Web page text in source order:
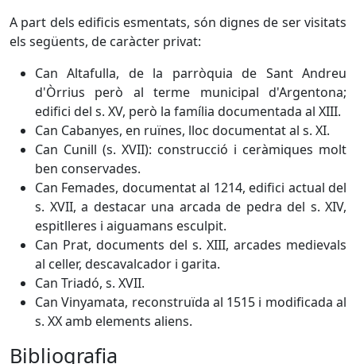
A part dels edificis esmentats, són dignes de ser visitats
els següents, de caràcter privat:
Can Altafulla, de la parròquia de Sant Andreu
d'Òrrius però al terme municipal d'Argentona;
edifici del s. XV, però la família documentada al XIII.
Can Cabanyes, en ruïnes, lloc documentat al s. XI.
Can Cunill (s. XVII): construcció i ceràmiques molt
ben conservades.
Can Femades, documentat al 1214, edifici actual del
s. XVII, a destacar una arcada de pedra del s. XIV,
espitlleres i aiguamans esculpit.
Can Prat, documents del s. XIII, arcades medievals
al celler, descavalcador i garita.
Can Triadó, s. XVII.
Can Vinyamata, reconstruïda al 1515 i modificada al
s. XX amb elements aliens.
Bibliografia